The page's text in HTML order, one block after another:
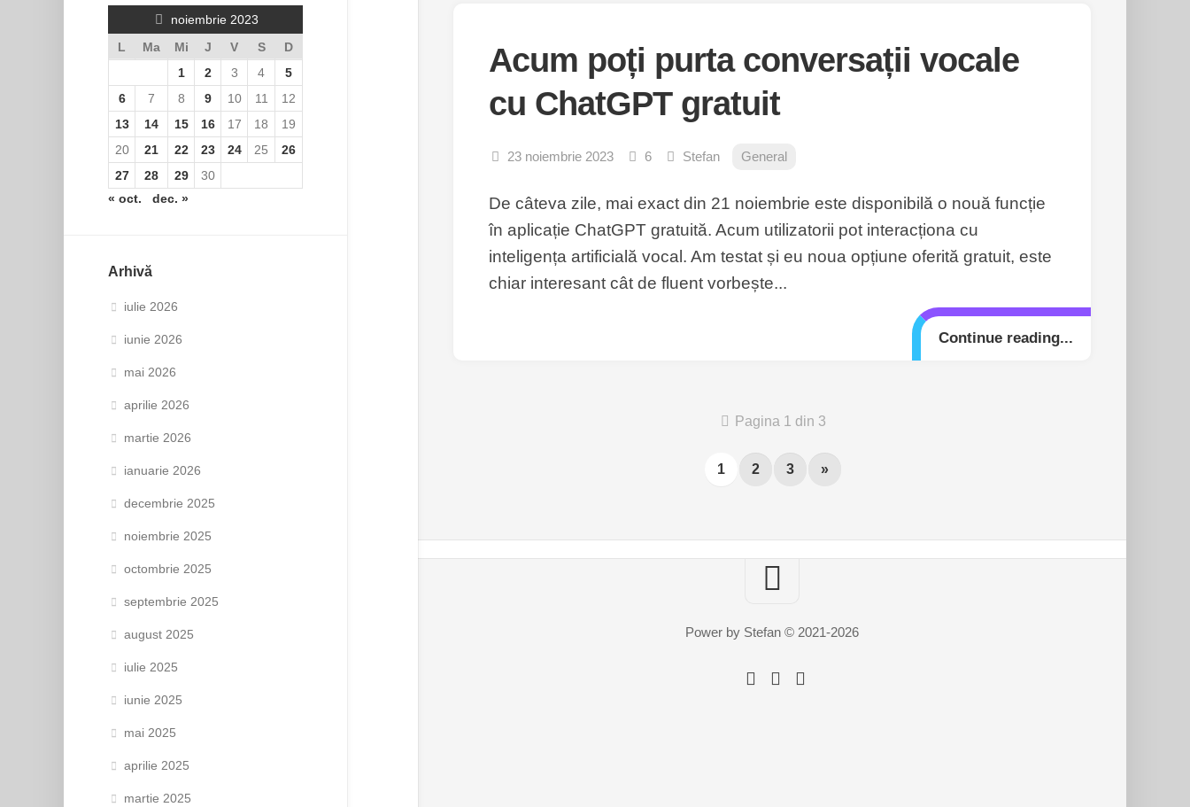
noiembrie 2023
L
Ma Mi J V S
D
1
2 3 4
5
6
7 8 9 10 11
12
13
14 15 16 17 18
19
20
21 22 23 24 25
26
27
28 29
30
« oct.
dec. »
Arhivă
iulie 2026
iunie 2026
mai 2026
aprilie 2026
martie 2026
ianuarie 2026
decembrie 2025
noiembrie 2025
octombrie 2025
septembrie 2025
august 2025
iulie 2025
iunie 2025
mai 2025
aprilie 2025
martie 2025
Acum poți purta conversații vocale
cu ChatGPT gratuit
23 noiembrie 2023 6 Stefan General
De câteva zile, mai exact din 21 noiembrie este disponibilă o nouă funcție
în aplicație ChatGPT gratuită. Acum utilizatorii pot interacționa cu
inteligența artificială vocal. Am testat și eu noua opțiune oferită gratuit, este
chiar interesant cât de fluent vorbește...
Continue reading...
Pagina 1 din 3
1 2 3 »
Power by Stefan © 2021-2026